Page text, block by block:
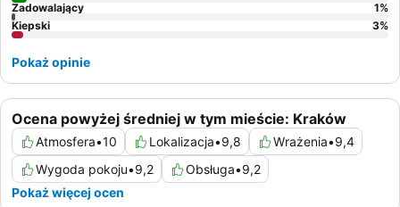
wysoko ocenianą kuchnię polską.
Ocena powyżej średniej w tym mieście: Kraków
Atmosfera•10 Lokalizacja•9,8 Wrażenia•9,4
Wygoda pokoju•9,2 Obsługa•9,2
Pokaż więcej ocen
Zadowalający
1%
Kiepski
3%
Pokaż opinie